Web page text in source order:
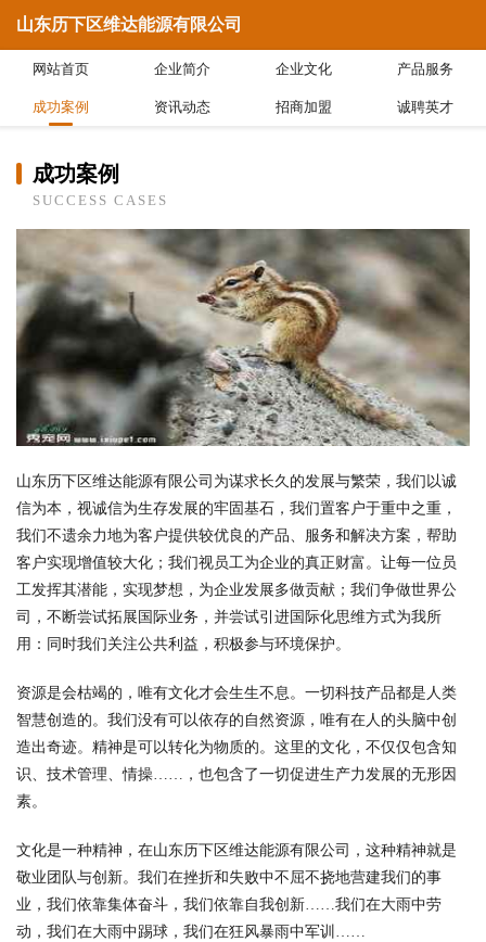
山东历下区维达能源有限公司
网站首页 企业简介 企业文化 产品服务
成功案例 资讯动态 招商加盟 诚聘英才
成功案例
SUCCESS CASES
山东历下区维达能源有限公司为谋求长久的发展与繁荣，我们以诚
信为本，视诚信为生存发展的牢固基石，我们置客户于重中之重，
我们不遗余力地为客户提供较优良的产品、服务和解决方案，帮助
客户实现增值较大化；我们视员工为企业的真正财富。让每一位员
工发挥其潜能，实现梦想，为企业发展多做贡献；我们争做世界公
司，不断尝试拓展国际业务，并尝试引进国际化思维方式为我所
用：同时我们关注公共利益，积极参与环境保护。
资源是会枯竭的，唯有文化才会生生不息。一切科技产品都是人类
智慧创造的。我们没有可以依存的自然资源，唯有在人的头脑中创
造出奇迹。精神是可以转化为物质的。这里的文化，不仅仅包含知
识、技术管理、情操……，也包含了一切促进生产力发展的无形因
素。
文化是一种精神，在山东历下区维达能源有限公司，这种精神就是
敬业团队与创新。我们在挫折和失败中不屈不挠地营建我们的事
业，我们依靠集体奋斗，我们依靠自我创新……我们在大雨中劳
动，我们在大雨中踢球，我们在狂风暴雨中军训……